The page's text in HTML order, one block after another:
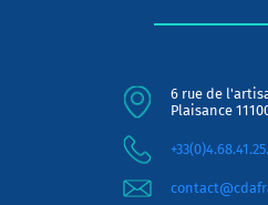
6 rue de
Plaisance